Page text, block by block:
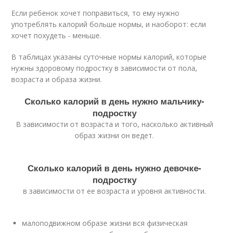
Если ребенок хочет поправиться, то ему нужно
употреблять калорий больше нормы, и наоборот: если
хочет похудеть - меньше.
В таблицах указаны суточные нормы калорий, которые
нужны здоровому подростку в зависимости от пола,
возраста и образа жизни.
Сколько калорий в день нужно мальчику-
подростку
В зависимости от возраста и того, насколько активный
образ жизни он ведет.
Сколько калорий в день нужно девочке-
подростку
в зависимости от ее возраста и уровня активности.
малоподвижном образе жизни вся физическая